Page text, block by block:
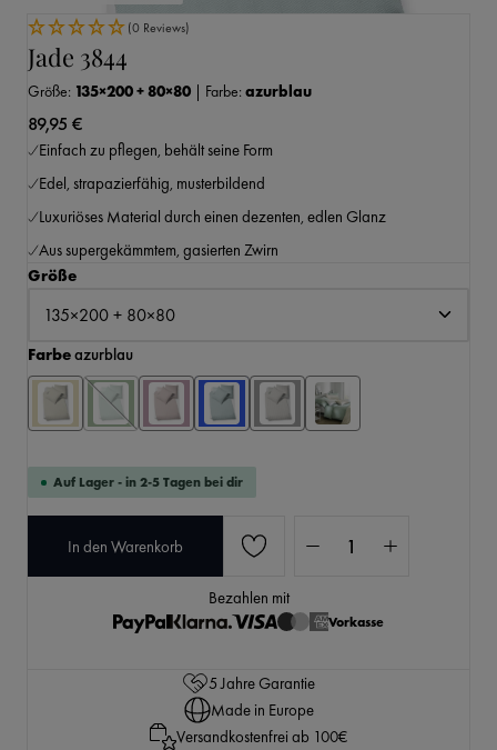
(0 Reviews)
Jade 3844
Größe: 135×200 + 80×80 | Farbe: azurblau
89,95 €
Einfach zu pflegen, behält seine Form
Edel, strapazierfähig, musterbildend
Luxuriöses Material durch einen dezenten, edlen Glanz
Aus supergekämmtem, gasierten Zwirn
Größeauswählen
Farbeauswählen
azurblau
Auf Lager - in 2-5 Tagen bei dir
In den Warenkorb
Bezahlen mit
Vorkasse
5 Jahre Garantie
Made in Europe
Versandkostenfrei ab 100€